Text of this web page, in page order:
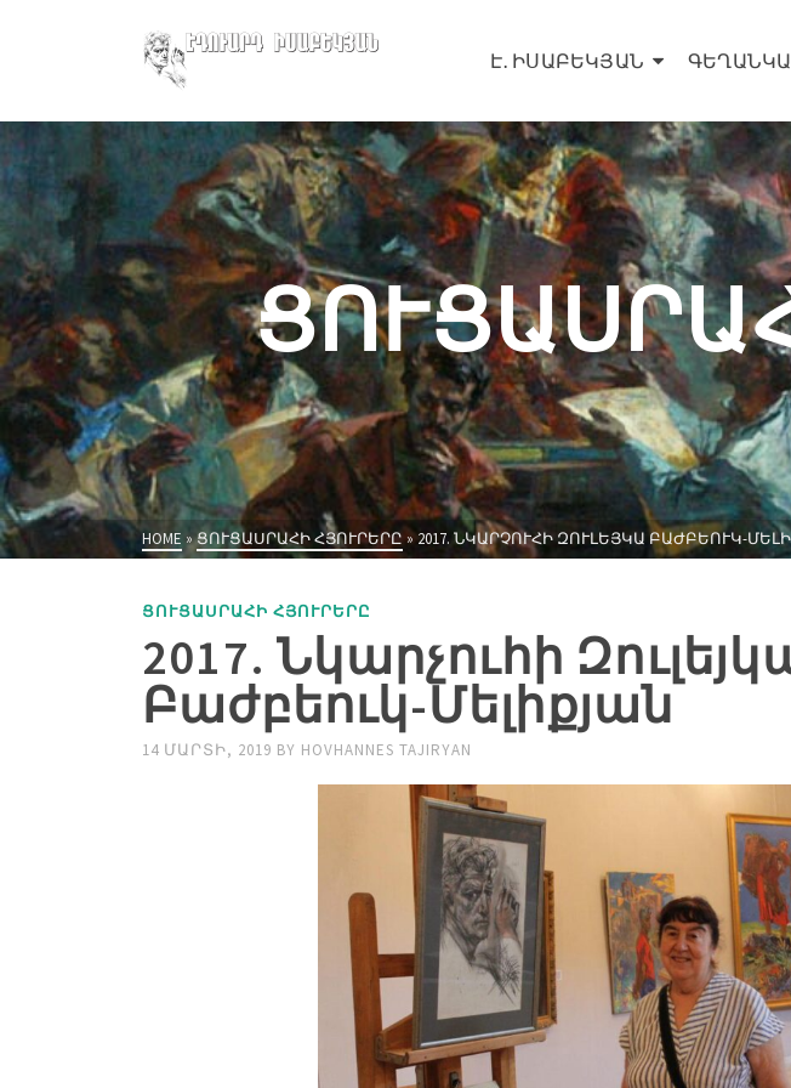
Է․ ԻՍԱԲԵԿՅԱՆ
HOME »ՑՈՒՑԱՍՐԱՀԻ ՀՅՈՒՐԵՐԸ » 2017. ՆԿԱՐՉՈՒՀԻ ԶՈՒԼԵՅԿԱ ԲԱԺԲԵՈՒԿ-
ՑՈՒՑԱՍՐԱՀԻ ՀՅՈՒՐԵՐԸ
2017. Նկարչուհի
Բաժբեուկ-Մելիքյան
14 ՄԱՐՏԻ, 2019 BY HOVHANNES TAJIRYAN